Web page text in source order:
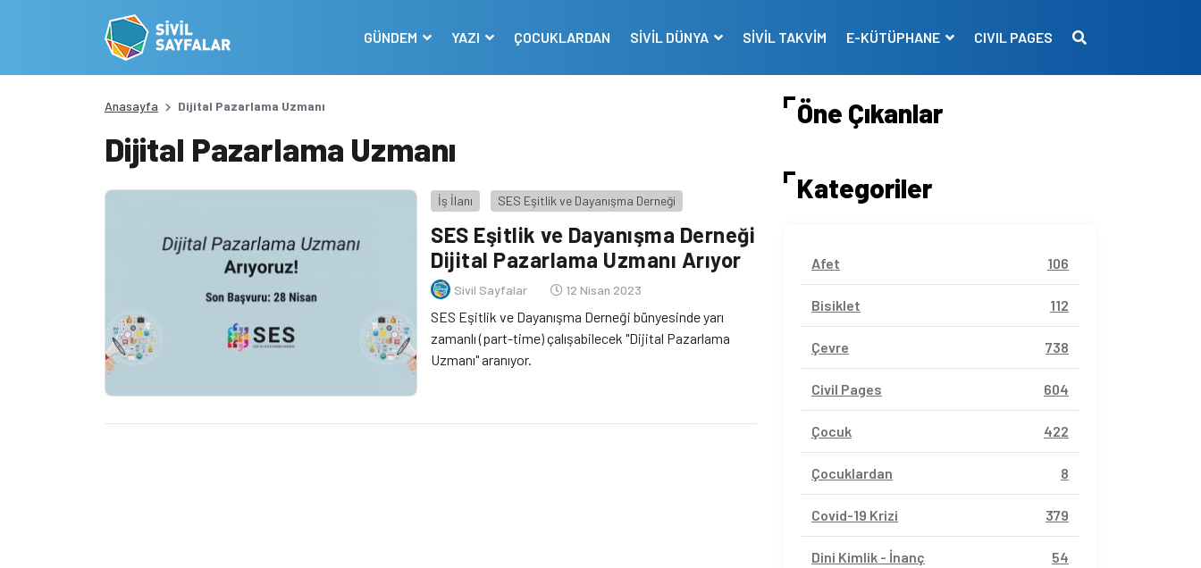
GÜNDEM YAZI ÇOCUKLARDAN SİVİL DÜNYA SİVİL TAKVİM E-KÜTÜPHANE CIVIL PAGES
Anasayfa Dijital Pazarlama Uzmanı
Dijital Pazarlama Uzmanı
İş İlanı SES Eşitlik ve Dayanışma Derneği
SES Eşitlik ve Dayanışma Derneği
Dijital Pazarlama Uzmanı Arıyor
Sivil Sayfalar 12 Nisan 2023
SES Eşitlik ve Dayanışma Derneği bünyesinde yarı
zamanlı (part-time) çalışabilecek "Dijital Pazarlama
Uzmanı" aranıyor.
Öne Çıkanlar
Kategoriler
Afet 106
Bisiklet 112
Çevre 738
Civil Pages 604
Çocuk 422
Çocuklardan 8
Covid-19 Krizi 379
Dini Kimlik - İnanç 54